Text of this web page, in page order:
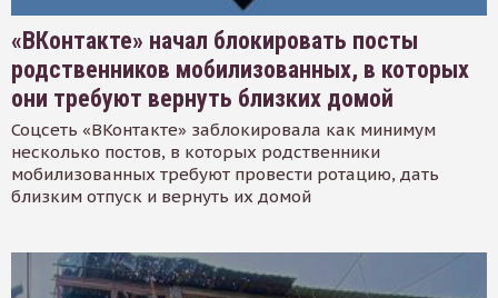
«ВКонтакте» начал блокировать посты
родственников мобилизованных, в которых
они требуют вернуть близких домой
Соцсеть «ВКонтакте» заблокировала как минимум
несколько постов, в которых родственники
мобилизованных требуют провести ротацию, дать
близким отпуск и вернуть их домой